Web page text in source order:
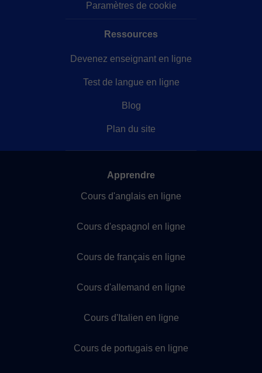
Paramètres de cookie
Ressources
Devenez enseignant en ligne
Test de langue en ligne
Blog
Plan du site
Apprendre
Cours d'anglais en ligne
Cours d'espagnol en ligne
Cours de français en ligne
Cours d'allemand en ligne
Cours d'Italien en ligne
Cours de portugais en ligne